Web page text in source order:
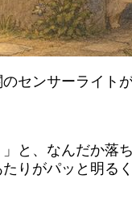
センサーライト
と、なんだか落
りがパッと明る